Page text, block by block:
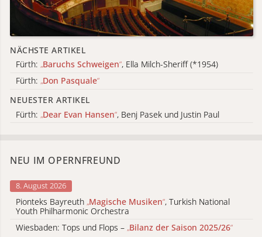
NÄCHSTE ARTIKEL
Fürth: „Baruchs Schweigen“, Ella Milch-Sheriff (*1954)
Fürth: „Don Pasquale“
NEUESTER ARTIKEL
Fürth: „Dear Evan Hansen“, Benj Pasek und Justin Paul
NEU IM OPERNFREUND
8. August 2026
Pionteks Bayreuth „Magische Musiken“, Turkish National
Youth Philharmonic Orchestra
Wiesbaden: Tops und Flops – „Bilanz der Saison 2025/26“